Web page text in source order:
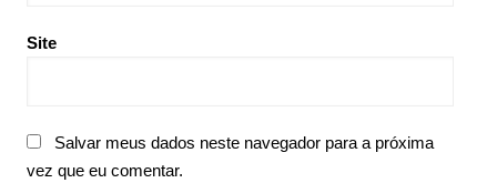
Site
Salvar meus dados neste navegador para a próxima
vez que eu comentar.